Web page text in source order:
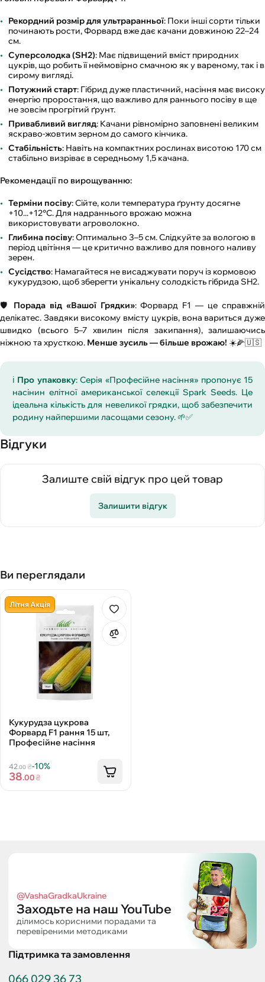
Рекордний розмір для ультраранньої: Поки інші сорти тільки
починають рости, Форвард вже дає качани довжиною 22–24
см.
Суперсолодка (SH2): Має підвищений вміст природних
цукрів, що робить її неймовірно смачною як у вареному, так і в
сирому вигляді.
Потужний старт: Гібрид дуже пластичний, насіння має високу
енергію проростання, що важливо для раннього посіву в ще
не зовсім прогрітий ґрунт.
Привабливий вигляд: Качани рівномірно заповнені великим
яскраво-жовтим зерном до самого кінчика.
Стабільність: Навіть на компактних рослинах висотою 170 см
стабільно визріває в середньому 1,5 качана.
Рекомендації по вирощуванню:
Терміни посіву: Сійте, коли температура ґрунту досягне
+10...+12°C. Для надраннього врожаю можна
використовувати агроволокно.
Глибина посіву: Оптимально 3–5 см. Слідкуйте за вологою в
період цвітіння — це критично важливо для повного наливу
зерен.
Сусідство: Намагайтеся не висаджувати поруч із кормовою
кукурудзою, щоб зберегти унікальну солодкість гібрида SH2.
🛡️ Порада від «Вашої Грядки»: Форвард F1 — це справжній
делікатес. Завдяки високому вмісту цукрів, вона вариться дуже
швидко (всього 5–7 хвилин після закипання), залишаючись
ніжною та хрусткою. Менше зусиль — більше врожаю! ☀️🌽🇺🇸
ℹ️ Про упаковку: Серія «Професійне насіння» пропонує 15
насінин елітної американської селекції Spark Seeds. Це
ідеальна кількість для невеликої грядки, щоб забезпечити
родину найпершими ласощами сезону. 🌱✅
Відгуки
Залиште свій відгук про цей товар
Залишити відгук
Ви переглядали
Літня Акція
Кукурудза цукрова
Форвард F1 рання 15 шт,
Професійне насіння
42.00₴-10%
38.00₴
@VashaGradkaUkraine
Заходьте на наш YouTube
ділимось корисними порадами та
перевіреними методиками
Підтримка та замовлення
066 029 36 73